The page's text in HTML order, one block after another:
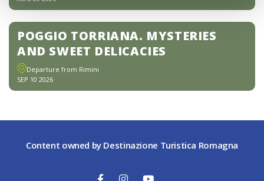
POGGIO TORRIANA. MYSTERIES
AND SWEET DELICACIES
Departure from Rimini
SEP 10 2026
Content owned by Destinazione Turistica Romagna